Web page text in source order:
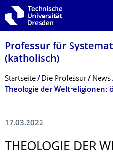
Zur Hauptnavigation springen
Zur Suche springen
Zum Inhalt springen
Professur für
(katholisch)
Breadcrumb-Menü
Startseite Die Professur
News
Theologie der Weltreligionen:
17.03.2022
THEOLOGIE DER